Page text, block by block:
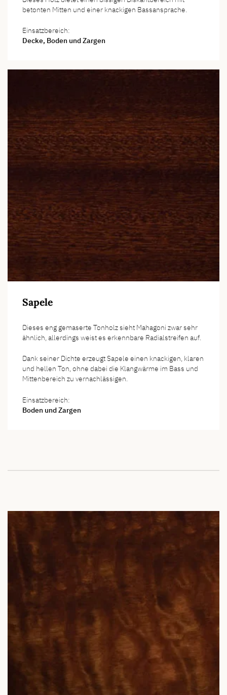
betonten Mitten und einer knackigen Bassansprache.
Einsatzbereich:
Decke, Boden und Zargen
Sapele
Dieses eng gemaserte Tonholz sieht Mahagoni zwar sehr
ähnlich, allerdings weist es erkennbare Radialstreifen auf.
Dank seiner Dichte erzeugt Sapele einen knackigen, klaren
und hellen Ton, ohne dabei die Klangwärme im Bass und
Mittenbereich zu vernachlässigen.
Einsatzbereich:
Boden und Zargen